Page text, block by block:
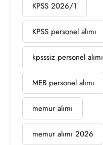
KPSS 2026/1
KPSS personel alımı
kpsssiz personel alımı
MEB personel alımı
memur alımı
memur alımı 2026